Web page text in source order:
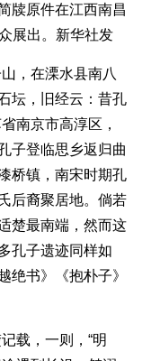
牍原件在江西南昌
展出。新华社发
，在溧水县南八
坛，旧经云：昔孔
南京市高淳区，
子登临思乡返归曲
桥镇，南宋时期孔
后裔聚居地。倘若
楚最南端，然而这
孔子遗迹同样如
绝书》《抱朴子》
载，一则，“明